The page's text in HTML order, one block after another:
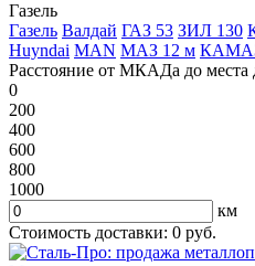
Газель
Газель Валдай ГАЗ 53 ЗИЛ 130
Huyndai MAN МАЗ 12 м
Расстояние от МКАДа до места
0
200
400
600
800
1000
км
Стоимость доставки: 0 руб.